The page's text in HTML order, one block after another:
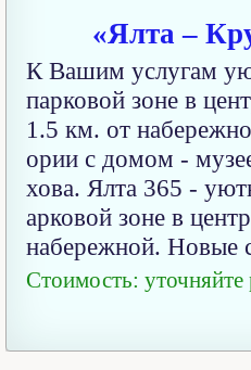
«Ялта –
К Вашим услугам
парковой зоне в
1.5 км. от
ории с домом -
хова. Ялта 365 -
арковой зоне в
набережной. Новые
Стоимость: уточняйте